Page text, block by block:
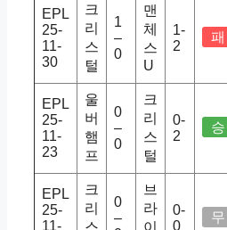
EPL
25-
11-
30
크
리
스
털
1
–
0
맨
체
스
U
1-
2
패
EPL
25-
11-
23
울
버
햄
프
0
–
0
크
리
스
털
0-
2
승
EPL
25-
11-
크
리
스
0
–
브
라
이
0-
0
무